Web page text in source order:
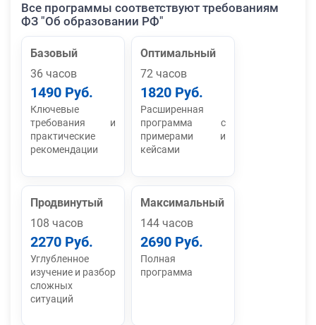
Все программы соответствуют требованиям
ФЗ "Об образовании РФ"
Базовый
36 часов
1490 Руб.
Ключевые
требования и
практические
рекомендации
Оптимальный
72 часов
1820 Руб.
Расширенная
программа с
примерами и
кейсами
Продвинутый
108 часов
2270 Руб.
Углубленное
изучение и разбор
сложных
ситуаций
Максимальный
144 часов
2690 Руб.
Полная
программа